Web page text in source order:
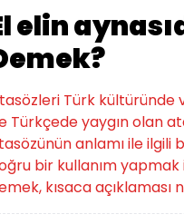
elin
Türk kültüründe
Türkçede yaygın olan
anlamı ile ilgili
bir kullanım yapmak
kısaca